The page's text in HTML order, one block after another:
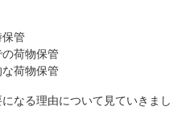
管
荷物保管
荷物保管
なる理由について見ていきまし